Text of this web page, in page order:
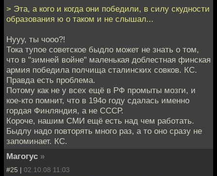
> Эта, а кого и когда они победили, в силу скудности
образования ю о таком и не слышал...
Нууу, ты чооо?!
Тока тупое советское быдло может не знать о том,
что в "зимней войне" маленькая доблестная финская
армия победила полчища сталинских совков. КС.
Правда есть проблема.
Потому как не у всех ещё в РФ промыты мозги, и
кое-кто помнит, что в 194о году сдалась именно
гордая Финляндия, а не СССР.
Короче, нашим СМИ ещё есть над чем работать.
Быдлу надо повторять много раз, а то оно сразу не
запоминает. КС.
Магогус »
#25 | 02.10.08 11:03